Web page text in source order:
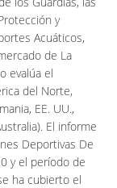
y
Acuáticos,
de La
evalúa el
del Norte,
EE. UU.,
El informe
Deportivas De
y el período de
ha cubierto el